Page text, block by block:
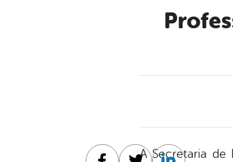
Professores e alunos da rede municipal participarão da 7ª
A Secretaria de